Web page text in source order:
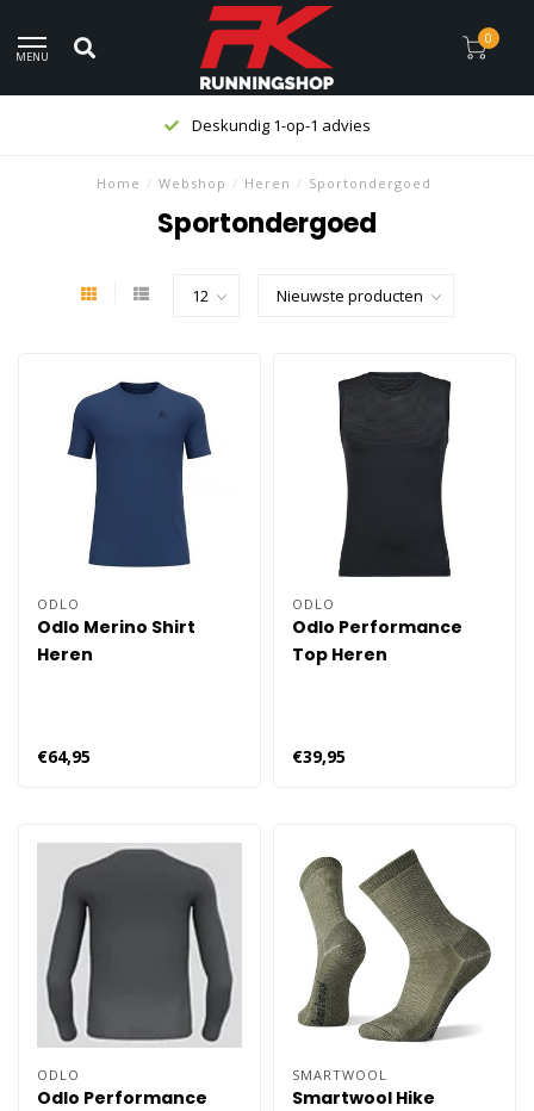
MENU
0
Deskundig 1-op-1 advies
Home / Webshop / Heren / Sportondergoed
Sportondergoed
ODLO
Odlo Merino Shirt
Heren
€64,95
ODLO
Odlo Performance
Top Heren
€39,95
ODLO
Odlo Performance
SMARTWOOL
Smartwool Hike